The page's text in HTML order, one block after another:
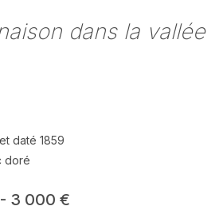
dans la vallée
daté 1859
doré
3 000 €